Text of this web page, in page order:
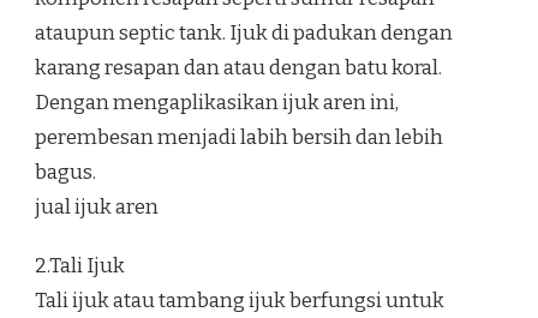
ataupun septic tank. Ijuk di padukan dengan
karang resapan dan atau dengan batu koral.
Dengan mengaplikasikan ijuk aren ini,
perembesan menjadi labih bersih dan lebih
bagus.
jual ijuk aren
2.Tali Ijuk
Tali ijuk atau tambang ijuk berfungsi untuk